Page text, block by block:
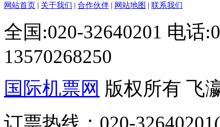
网站首页 | 关于我们 | 合作伙伴 | 网站地图 | 联系我们
全国:020-32640201 电话
13570268250
国际机票网 版权所有 飞